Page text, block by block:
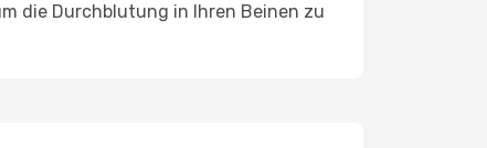
die Durchblutung in Ihren Beinen zu